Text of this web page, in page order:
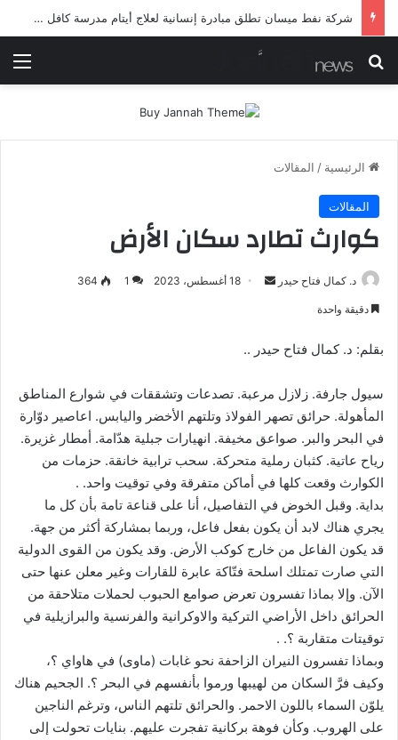
شرطة ميسان تلقي القبض على مطلقي العيارات النارية أثناء تشييع جنائزي في العمارة
بحث عن
الرئيسية / المقالات
المقالات
كوارث تطارد سكان الأرض
د. كمال فتاح حيدر
أرسل 18 أغسطس، 2023 1
364
دقيقة واحدة
بقلم: د. كمال فتاح حيدر ..
سيول جارفة. زلازل مرعبة. تصدعات وتشققات في شوارع المناطق
المأهولة. حرائق تصهر الفولاذ وتلتهم الأخضر واليابس. اعاصير دوّارة
في البحر والبر. صواعق مخيفة. انهيارات جبلية هدّامة. أمطار غزيرة.
رياح عاتية. كثبان رملية متحركة. سحب ترابية خانقة. حزمات من
الكوارث وقعت كلها في أماكن متفرقة وفي توقيت واحد. .
بداية. وقبل الخوض في التفاصيل، أنا على قناعة تامة بأن كل ما
يجري هناك لابد أن يكون بفعل فاعل، وربما بمشاركة أكثر من جهة.
قد يكون الفاعل من خارج كوكب الأرض. وقد يكون من القوى الدولية
التي صارت تمتلك اسلحة فتّاكة عابرة للقارات وغير معلن عنها حتى
الآن. وإلا بماذا تفسرون تعرض صوامع الحبوب لحملات متلاحقة من
الحرائق داخل الأراضي التركية والاوكرانية والفرنسية والبرازيلية في
توقيتات متقاربة ؟. .
وبماذا تفسرون النيران الزاحفة نحو غابات (ماوى) في هاواي ؟،
وكيف فرَّ السكان من لهيبها ورموا بأنفسهم في البحر ؟. الجحيم هناك
يلوّن السماء باللون الاحمر. والحرائق تلتهم الناس، وترغم الناجين
على الهروب. وكأن فوهة بركانية تفجرت عليهم. بنايات تحولت إلى